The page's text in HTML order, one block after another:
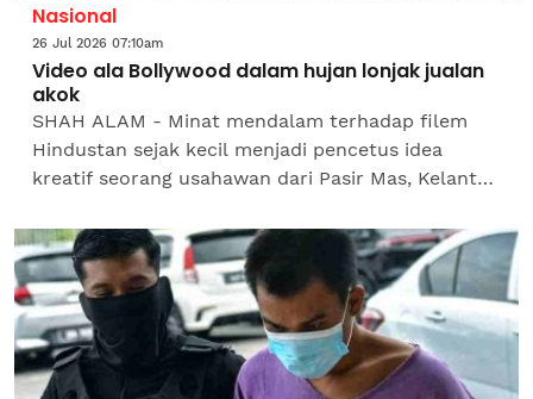
Nasional
26 Jul 2026 07:10am
Video ala Bollywood dalam hujan lonjak jualan
akok
SHAH ALAM - Minat mendalam terhadap filem
Hindustan sejak kecil menjadi pencetus idea
kreatif seorang usahawan dari Pasir Mas, Kelantan
hujan sehingga...